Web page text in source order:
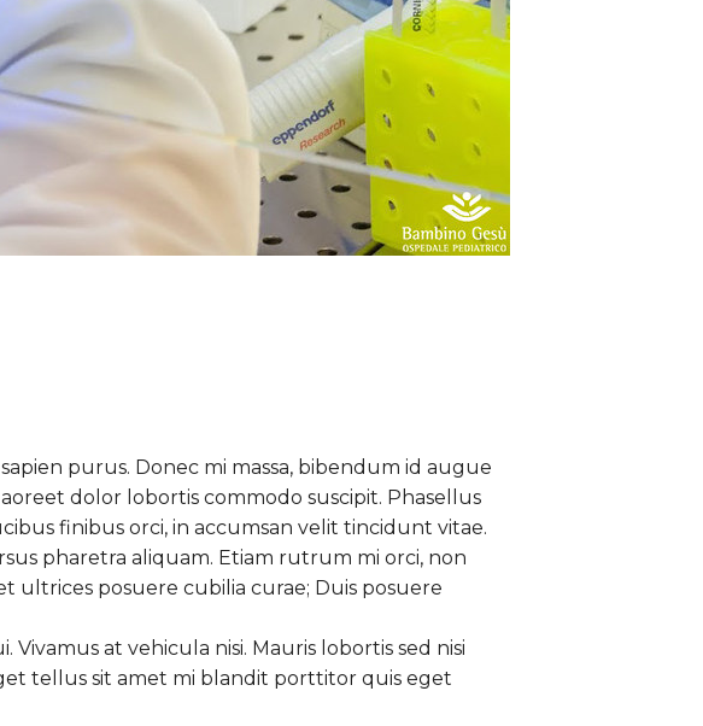
purus. Donec mi massa, bibendum id augue
dolor lobortis commodo suscipit. Phasellus
finibus orci, in accumsan velit tincidunt vitae.
pharetra aliquam. Etiam rutrum mi orci, non
ultrices posuere cubilia curae; Duis posuere
at vehicula nisi. Mauris lobortis sed nisi
tellus sit amet mi blandit porttitor quis eget